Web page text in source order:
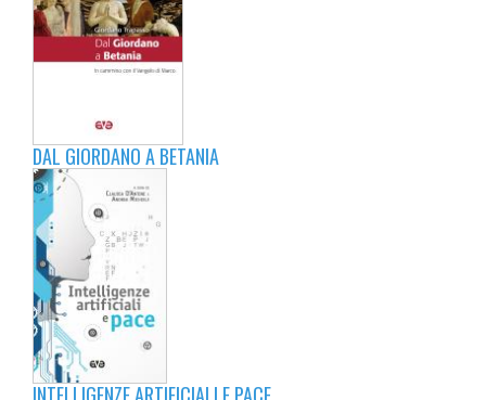
DAL GIORDANO A BETANIA